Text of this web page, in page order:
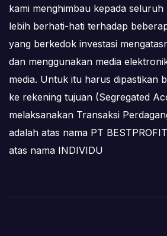
kami menghimbau kepada
lebih berhati-hati terhadap
yang berkedok investasi
dan menggunakan media
media. Untuk itu harus dipastikan
ke rekening tujuan (Segregated
melaksanakan Transaksi
adalah atas nama PT
atas nama INDIVIDU